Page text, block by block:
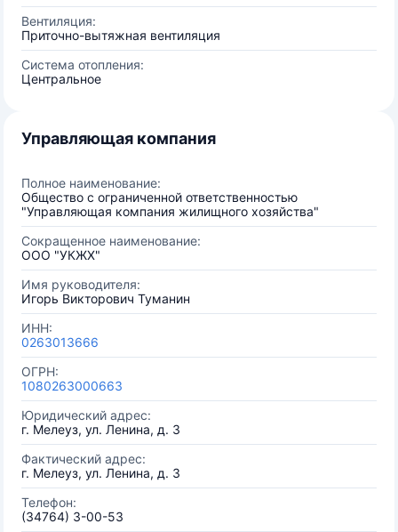
Вентиляция:
Приточно-вытяжная вентиляция
Система отопления:
Центральное
Управляющая компания
Полное наименование:
Общество с ограниченной ответственностью
"Управляющая компания жилищного хозяйства"
Сокращенное наименование:
ООО "УКЖХ"
Имя руководителя:
Игорь Викторович Туманин
ИНН:
0263013666
ОГРН:
1080263000663
Юридический адрес:
г. Мелеуз, ул. Ленина, д. 3
Фактический адрес:
г. Мелеуз, ул. Ленина, д. 3
Телефон:
(34764) 3-00-53